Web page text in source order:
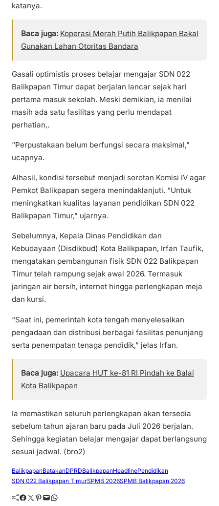
katanya.
Baca juga: Koperasi Merah Putih Balikpapan Bakal
Gunakan Lahan Otoritas Bandara
Gasali optimistis proses belajar mengajar SDN 022
Balikpapan Timur dapat berjalan lancar sejak hari
pertama masuk sekolah. Meski demikian, ia menilai
masih ada satu fasilitas yang perlu mendapat
perhatian,.
“Perpustakaan belum berfungsi secara maksimal,”
ucapnya.
Alhasil, kondisi tersebut menjadi sorotan Komisi IV agar
Pemkot Balikpapan segera menindaklanjuti. “Untuk
meningkatkan kualitas layanan pendidikan SDN 022
Balikpapan Timur,” ujarnya.
Sebelumnya, Kepala Dinas Pendidikan dan
Kebudayaan (Disdikbud) Kota Balikpapan, Irfan Taufik,
mengatakan pembangunan fisik SDN 022 Balikpapan
Timur telah rampung sejak awal 2026. Termasuk
jaringan air bersih, internet hingga perlengkapan meja
dan kursi.
“Saat ini, pemerintah kota tengah menyelesaikan
pengadaan dan distribusi berbagai fasilitas penunjang
serta penempatan tenaga pendidik,” jelas Irfan.
Baca juga: Upacara HUT ke-81 RI Pindah ke Balai
Kota Balikpapan
Ia memastikan seluruh perlengkapan akan tersedia
sebelum tahun ajaran baru pada Juli 2026 berjalan.
Sehingga kegiatan belajar mengajar dapat berlangsung
sesuai jadwal. (bro2)
BalikpapanBatakanDPRDBalikpapanHeadlinePendidikan
SDN 022 Balikpapan TimurSPMB 2026SPMB Balikpapan 2026
Facebook Twitter Pinterest Mail WhatsApp